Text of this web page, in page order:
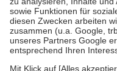
Bei Heilmitteln und
Zuzahlung zehn Prozent
Verordnung.
Um das Engagement der
stärken und die besondere